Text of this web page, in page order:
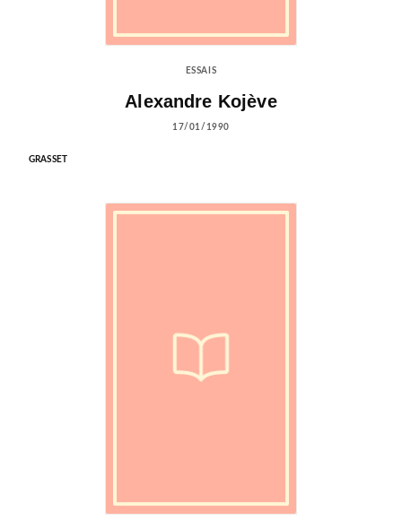
ESSAIS
Alexandre Kojève
17/01/1990
GRASSET